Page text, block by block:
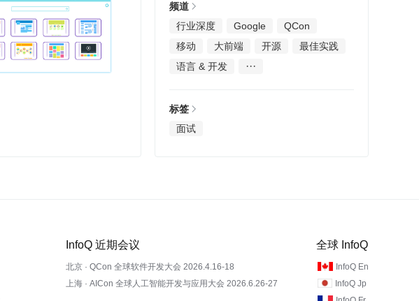
频道
行业深度
Google
QCon
移动
大前端 开源
最佳实践
语言 & 开发
···
标签
面试
InfoQ 近期会议
北京 · QCon 全球软件开发大会 2026.4.16-18
上海 · AICon 全球人工智能开发与应用大会 2026.6.26-27
全球 InfoQ
InfoQ En
InfoQ Jp